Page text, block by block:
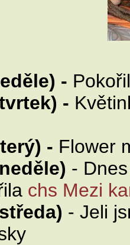
-
-
- Flower
-
chs Mezi
- Jeli